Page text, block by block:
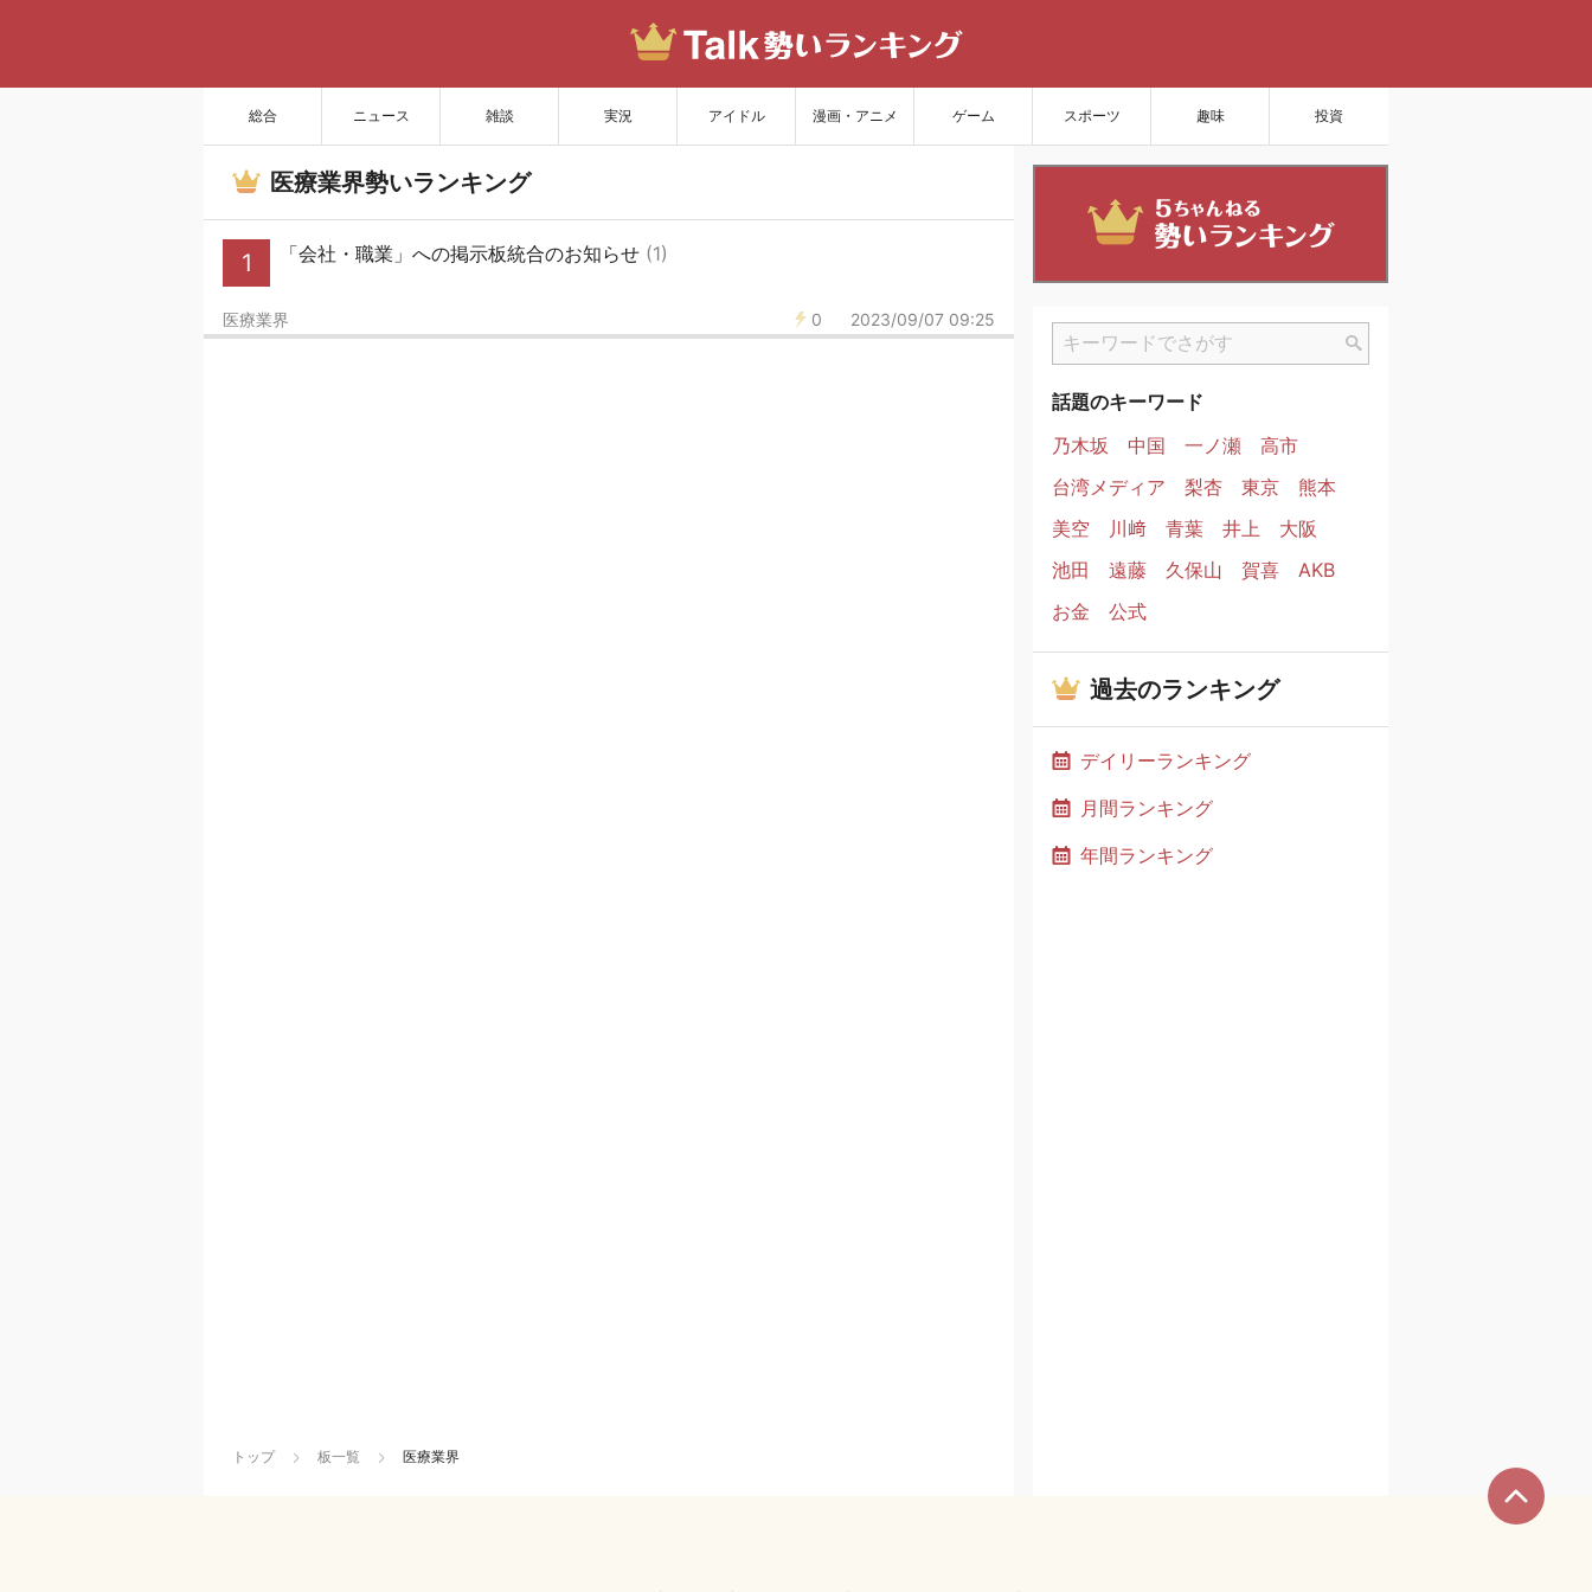
総合 ニュース 雑談 実況 アイドル 漫画・アニメ ゲーム スポーツ 趣味 投資
サイトを更新
医療業界勢いランキング
1 「会社・職業」への掲示板統合のお知らせ (1)
0 2023/09/07 09:25
医療業界
話題のキーワード
乃木坂
中国 一ノ瀬
高市
台湾メディア
梨杏 東京
熊本
美空
川﨑 青葉 井上
大阪
池田
遠藤 久保山 賀喜
AKB
お金
公式
過去のランキング
デイリーランキング
月間ランキング
年間ランキング
トップ 板一覧 医療業界